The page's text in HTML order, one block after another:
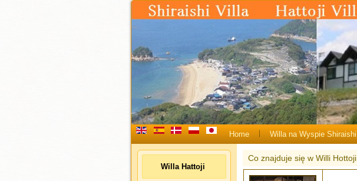
Home Willa na Wyspie Shiraishi
Willa Hattoji
Co znajduje się w Willi Hottoji